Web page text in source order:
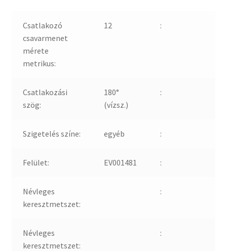
Csatlakozó
csavarmenet
mérete
metrikus:
12 :
Csatlakozási
szög:
180°
(vízsz.)
:
Szigetelés színe: egyéb :
Felület: EV001481 :
Névleges
keresztmetszet:
:
Névleges
keresztmetszet:
: